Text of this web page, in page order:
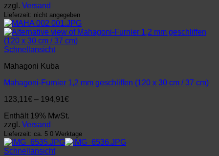
zzgl. Versand
Lieferzeit: nicht angegeben
Schnellansicht
Mahagoni Kuba
Mahagoni-Furnier 1,2 mm geschliffen (120 x 30 cm / 37 cm)
123,11 € – 194,91 €
bis
Enthält 19% MwSt.
zzgl. Versand
Lieferzeit: ca. 5 0 Werktage
Schnellansicht